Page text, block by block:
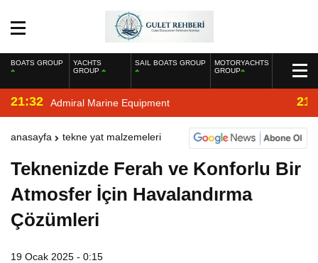
BOATS GROUP
YACHTS
GROUP
SAIL BOATS GROUP
MOTORYACHTS
GROUP
21:32 Admiral Marine Equipment
anasayfa tekne yat malzemeleri
Teknenizde Ferah ve Konforlu Bir
Atmosfer İçin Havalandırma
Çözümleri
19 Ocak 2025 - 0:15